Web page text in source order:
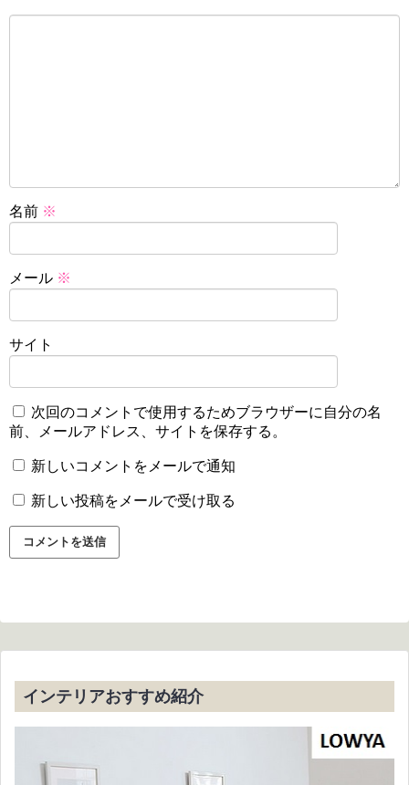
名前 ※
メール ※
サイト
次回のコメントで使用するためブラウザーに自分の名
前、メールアドレス、サイトを保存する。
新しいコメントをメールで通知
新しい投稿をメールで受け取る
インテリアおすすめ紹介